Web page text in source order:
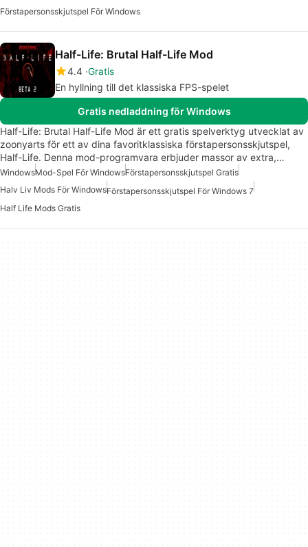
Förstapersonsskjutspel För Windows
Half-Life: Brutal Half-Life Mod
4.4 Gratis
En hyllning till det klassiska FPS-spelet
Gratis nedladdning för Windows
Half-Life: Brutal Half-Life Mod är ett gratis spelverktyg utvecklat av
zoonyarts för ett av dina favoritklassiska förstapersonsskjutspel,
Half-Life. Denna mod-programvara erbjuder massor av extra,…
WindowsMod-Spel För WindowsFörstapersonsskjutspel Gratis
Halv Liv Mods För WindowsFörstapersonsskjutspel För Windows 7
Half Life Mods Gratis